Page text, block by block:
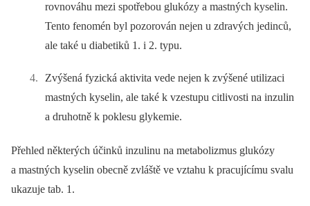
rovnováhu mezi spotřebou glukózy a mastných kyselin.
Tento fenomén byl pozorován nejen u zdravých jedinců,
ale také u diabetiků 1. i 2. typu.
Zvýšená fyzická aktivita vede nejen k zvýšené utilizaci
mastných kyselin, ale také k vzestupu citlivosti na inzulin
a druhotně k poklesu glykemie.
Přehled některých účinků inzulinu na metabolizmus glukózy
a mastných kyselin obecně zvláště ve vztahu k pracujícímu svalu
ukazuje tab. 1.